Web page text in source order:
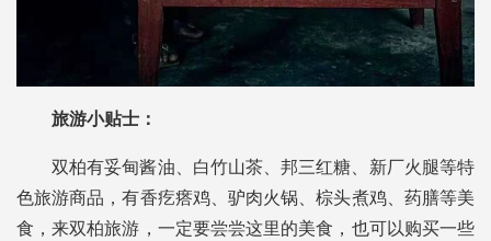
旅游小贴士：
双柏有妥甸酱油、白竹山茶、邦三红糖、新厂火腿等特
色旅游商品，有香疙瘩鸡、驴肉火锅、棕头煮鸡、药膳等美
食，来双柏旅游，一定要尝尝这里的美食，也可以购买一些